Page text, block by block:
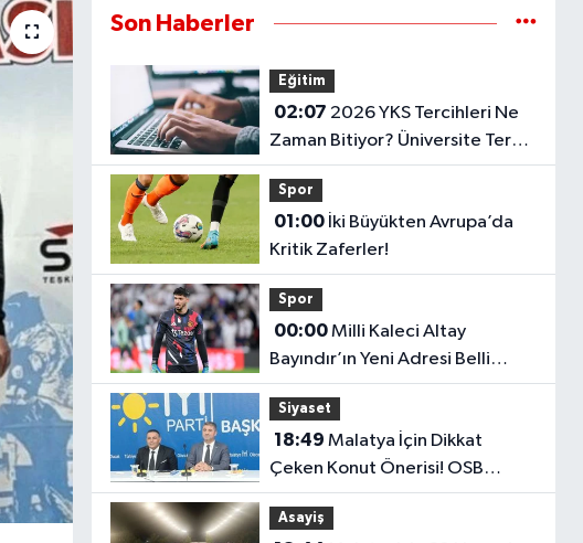
Son Haberler
Eğitim
02:07
Zaman Bitiyor? Üniversite Tercih
Sonuçları Açıklandı Mı?
Spor
01:00İki Büyükten Avrupa’da
Kritik Zaferler!
Spor
00:00Milli Kaleci Altay
Bayındır’ın Yeni Adresi Belli
Oldu!
Siyaset
18:49
Çeken Konut Önerisi! OSB
Çalışanlarına Faizsiz Ev Çağrısı..
Asayiş